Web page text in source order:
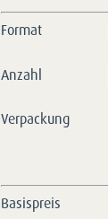
Format
Anzahl
Verpackung
Basispreis